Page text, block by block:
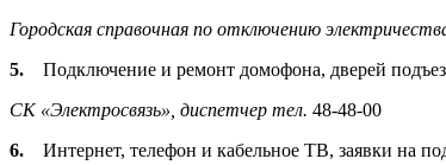
Городская справочная по отключению
5. Подключение и ремонт домофона, дверей
СК «Электросвязь», диспетчер тел. 48-48-00
6. Интернет, телефон и кабельное ТВ, заявки на